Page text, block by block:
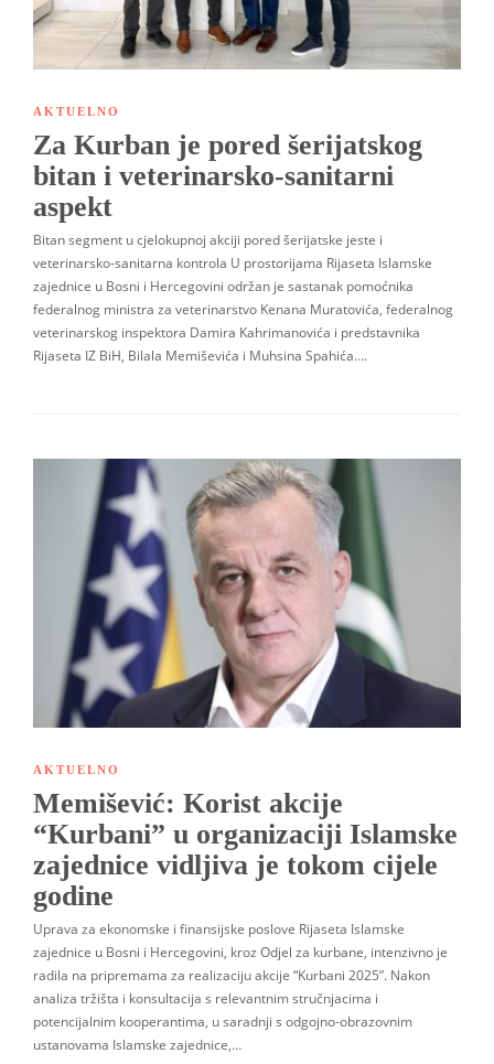
AKTUELNO
Za Kurban je pored šerijatskog
bitan i veterinarsko-sanitarni
aspekt
Bitan segment u cjelokupnoj akciji pored šerijatske jeste i
veterinarsko-sanitarna kontrola U prostorijama Rijaseta Islamske
zajednice u Bosni i Hercegovini održan je sastanak pomoćnika
federalnog ministra za veterinarstvo Kenana Muratovića, federalnog
veterinarskog inspektora Damira Kahrimanovića i predstavnika
Rijaseta IZ BiH, Bilala Memiševića i Muhsina Spahića….
AKTUELNO
Memišević: Korist akcije
“Kurbani” u organizaciji Islamske
zajednice vidljiva je tokom cijele
godine
Uprava za ekonomske i finansijske poslove Rijaseta Islamske
zajednice u Bosni i Hercegovini, kroz Odjel za kurbane, intenzivno je
radila na pripremama za realizaciju akcije “Kurbani 2025”. Nakon
analiza tržišta i konsultacija s relevantnim stručnjacima i
potencijalnim kooperantima, u saradnji s odgojno-obrazovnim
ustanovama Islamske zajednice,…